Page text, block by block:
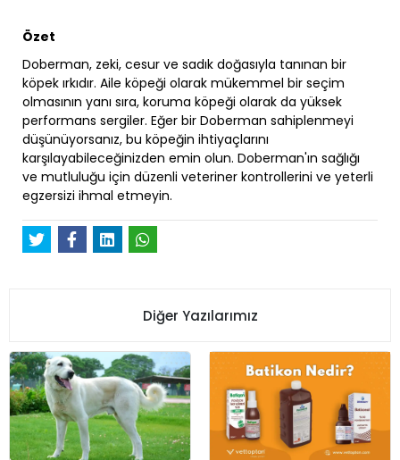
Özet
Doberman, zeki, cesur ve sadık doğasıyla tanınan bir
köpek ırkıdır. Aile köpeği olarak mükemmel bir seçim
olmasının yanı sıra, koruma köpeği olarak da yüksek
performans sergiler. Eğer bir Doberman sahiplenmeyi
düşünüyorsanız, bu köpeğin ihtiyaçlarını
karşılayabileceğinizden emin olun. Doberman'ın sağlığı
ve mutluluğu için düzenli veteriner kontrollerini ve yeterli
egzersizi ihmal etmeyin.
Diğer Yazılarımız